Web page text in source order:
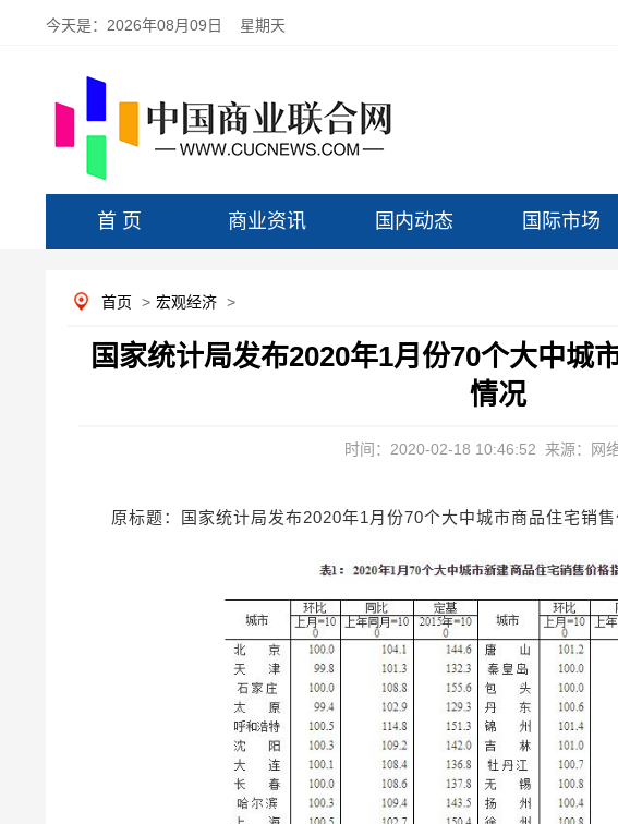
今天是： 2026年08月09日 星期天
首 页 商业资讯 国内动态 国际市场
首页 > 宏观经济 >
国家统计局发布2020年1月份70个大中城
情况
时间：2020-02-18 10:46:52 来源：网
原标题：国家统计局发布2020年1月份70个大中城市商品住宅销